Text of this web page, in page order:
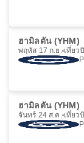
ฮามิลตัน (YHM)
พฤหัส 17 ก.ย. เที่ยว
ฮามิลตัน (YHM)
จันทร์ 24 ส.ค. เที่ยว